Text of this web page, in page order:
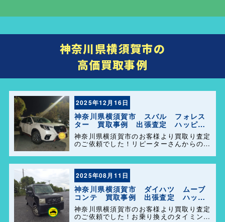
神奈川県横須賀市の
高価買取事例
2025年12月16日
神奈川県横須賀市 スバル フォレス
ター 買取事例 出張査定 ハッピー
カーズ港南店！
神奈川県横須賀市のお客様より買取り査定
のご依頼でした！リピーターさんからのご
た！ 今後ともよろしくお願い致します😊
2025年08月11日
神奈川県横須賀市 ダイハツ ムーブ
コンテ 買取事例 出張査定 ハッピ
ーカーズ港南店！
神奈川県横須賀市のお客様より買取り査定
のご依頼でした！お乗り換えのタイミング